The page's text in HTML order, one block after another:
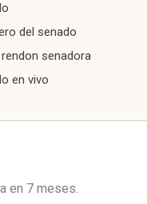
del senado
senadora
en vivo
en 7 meses.